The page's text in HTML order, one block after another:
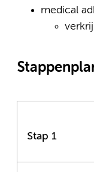
medical
Stap 1